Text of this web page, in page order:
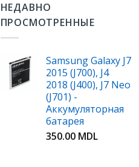
НЕДАВНО
ПРОСМОТРЕННЫЕ
Samsung Galaxy J7
2015 (J700), J4
2018 (J400), J7 Neo
(J701) -
Аккумуляторная
батарея
350.00 MDL